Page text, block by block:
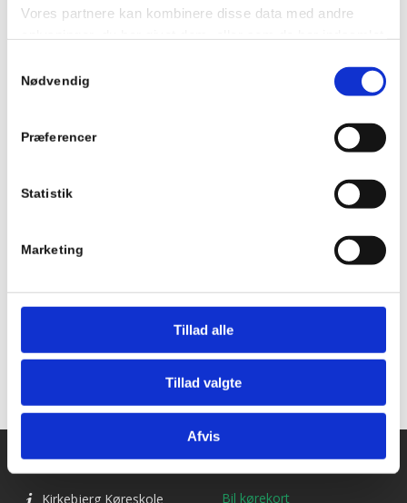
Vores partnere kan kombinere disse data med andre
Se Cookie & Privatlivspolitik
Nødvendig
Præferencer
Statistik
Marketing
Tillad alle
Tillad valgte
Afvis
04/12/2024
18:15 - 21:15
Begivenhed Kategori:
Kontakt os
Kirkebjerg Køreskole
Ydelser
Bil kørekort